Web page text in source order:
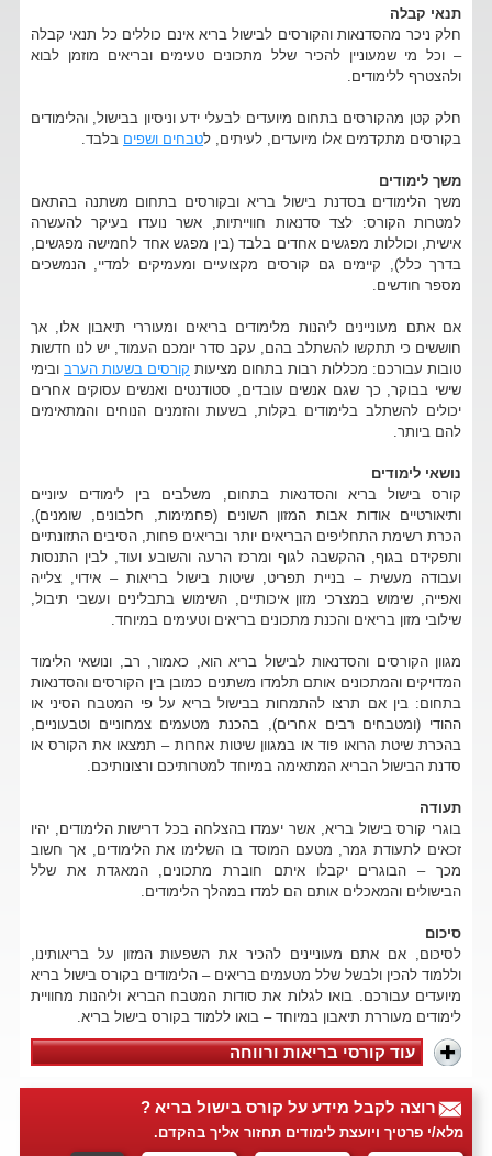
תנאי קבלה
חלק ניכר מהסדנאות והקורסים לבישול בריא אינם כוללים כל תנאי קבלה
– וכל מי שמעוניין להכיר שלל מתכונים טעימים ובריאים מוזמן לבוא
ולהצטרף ללימודים.
חלק קטן מהקורסים בתחום מיועדים לבעלי ידע וניסיון בבישול, והלימודים
בקורסים מתקדמים אלו מיועדים, לעיתים, לטבחים ושפים בלבד.
משך לימודים
משך הלימודים בסדנת בישול בריא ובקורסים בתחום משתנה בהתאם
למטרות הקורס: לצד סדנאות חווייתיות, אשר נועדו בעיקר להעשרה
אישית, וכוללות מפגשים אחדים בלבד (בין מפגש אחד לחמישה מפגשים,
בדרך כלל), קיימים גם קורסים מקצועיים ומעמיקים למדיי, הנמשכים
מספר חודשים.
אם אתם מעוניינים ליהנות מלימודים בריאים ומעוררי תיאבון אלו, אך
חוששים כי תתקשו להשתלב בהם, עקב סדר יומכם העמוד, יש לנו חדשות
טובות עבורכם: מכללות רבות בתחום מציעות קורסים בשעות הערב ובימי
שישי בבוקר, כך שגם אנשים עובדים, סטודנטים ואנשים עסוקים אחרים
יכולים להשתלב בלימודים בקלות, בשעות והזמנים הנוחים והמתאימים
להם ביותר.
נושאי לימודים
קורס בישול בריא והסדנאות בתחום, משלבים בין לימודים עיוניים
ותיאורטיים אודות אבות המזון השונים (פחמימות, חלבונים, שומנים),
הכרת רשימת התחליפים הבריאים יותר ובריאים פחות, הסיבים התזונתיים
ותפקידם בגוף, ההקשבה לגוף ומרכז הרעה והשובע ועוד, לבין התנסות
ועבודה מעשית – בניית תפריט, שיטות בישול בריאות – אידוי, צלייה
ואפייה, שימוש במצרכי מזון איכותיים, השימוש בתבלינים ועשבי תיבול,
שילובי מזון בריאים והכנת מתכונים בריאים וטעימים במיוחד.
מגוון הקורסים והסדנאות לבישול בריא הוא, כאמור, רב, ונושאי הלימוד
המדויקים והמתכונים אותם תלמדו משתנים כמובן בין הקורסים והסדנאות
בתחום: בין אם תרצו להתמחות בבישול בריא על פי המטבח הסיני או
ההודי (ומטבחים רבים אחרים), בהכנת מטעמים צמחוניים וטבעוניים,
בהכרת שיטת הרואו פוד או במגוון שיטות אחרות – תמצאו את הקורס או
סדנת הבישול הבריא המתאימה במיוחד למטרותיכם ורצונותיכם.
תעודה
בוגרי קורס בישול בריא, אשר יעמדו בהצלחה בכל דרישות הלימודים, יהיו
זכאים לתעודת גמר, מטעם המוסד בו השלימו את הלימודים, אך חשוב
מכך – הבוגרים יקבלו איתם חוברת מתכונים, המאגדת את שלל
הבישולים והמאכלים אותם הם למדו במהלך הלימודים.
סיכום
לסיכום, אם אתם מעוניינים להכיר את השפעות המזון על בריאותינו,
וללמוד להכין ולבשל שלל מטעמים בריאים – הלימודים בקורס בישול בריא
מיועדים עבורכם. בואו לגלות את סודות המטבח הבריא וליהנות מחוויית
לימודים מעוררת תיאבון במיוחד – בואו ללמוד בקורס בישול בריא.
עוד קורסי בריאות ורווחה
רוצה לקבל מידע על קורס בישול בריא ?
מלא/י פרטיך ויועצת לימודים תחזור אליך בהקדם.